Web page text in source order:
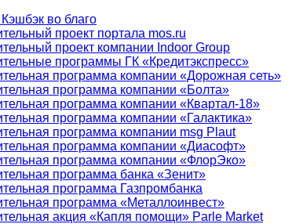
во благо
проект портала mos.ru
проект компании Indoor Group
программы ГК «Кредитэкспресс»
программа компании «Дорожная сеть»
программа компании «Болта»
программа компании «Квартал-18»
программа компании «Галактика»
программа компании msg Plaut
программа компании «Диасофт»
программа компании «ФлорЭко»
программа банка «Зенит»
программа Газпромбанка
программа «Металлоинвест»
акция «Капля помощи» Parle Market